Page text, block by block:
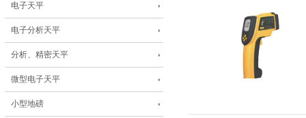
电子天平
电子分析天平
分析、精密天平
微型电子天平
小型地磅